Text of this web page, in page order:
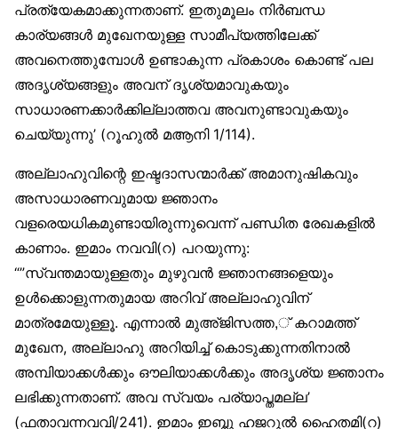
പ്രത്യേകമാക്കുന്നതാണ്. ഇതുമൂലം നിര്‍ബന്ധ
കാര്യങ്ങള്‍ മുഖേനയുള്ള സാമീപ്യത്തിലേക്ക്
അവനെത്തുമ്പോള്‍ ഉണ്ടാകുന്ന പ്രകാശം കൊണ്ട് പല
അദൃശ്യങ്ങളും അവന് ദൃശ്യമാവുകയും
സാധാരണക്കാര്‍ക്കില്ലാത്തവ അവനുണ്ടാവുകയും
ചെയ്യുന്നു’ (റൂഹുല്‍ മആനി 1/114).
അല്ലാഹുവിന്റെ ഇഷ്ടദാസന്മാര്‍ക്ക് അമാനുഷികവും
അസാധാരണവുമായ ജ്ഞാനം
വളരെയധികമുണ്ടായിരുന്നുവെന്ന് പണ്ഡിത രേഖകളില്‍
കാണാം. ഇമാം നവവി(റ) പറയുന്നു:
“”സ്വന്തമായുള്ളതും മുഴുവന്‍ ജ്ഞാനങ്ങളെയും
ഉള്‍ക്കൊളുന്നതുമായ അറിവ് അല്ലാഹുവിന്
മാത്രമേയുള്ളൂ. എന്നാല്‍ മുഅ്ജിസത്ത,് കറാമത്ത്
മുഖേന, അല്ലാഹു അറിയിച്ച് കൊടുക്കുന്നതിനാല്‍
അമ്പിയാക്കള്‍ക്കും ഔലിയാക്കള്‍ക്കും അദൃശ്യ ജ്ഞാനം
ലഭിക്കുന്നതാണ്. അവ സ്വയം പര്യാപ്തമല്ല’
(ഫതാവന്നവവി/241). ഇമാം ഇബ്നു ഹജറുല്‍ ഹൈതമി(റ)